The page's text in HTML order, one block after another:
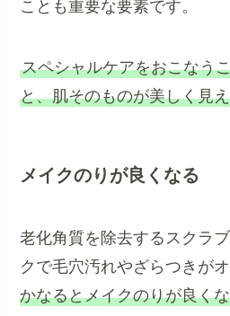
ことも重要な要素です。
スペシャルケアをおこなう
と、肌そのものが美しく見
メイクのりが良くなる
老化角質を除去するスクラ
クで毛穴汚れやざらつきが
かなるとメイクのりが良く